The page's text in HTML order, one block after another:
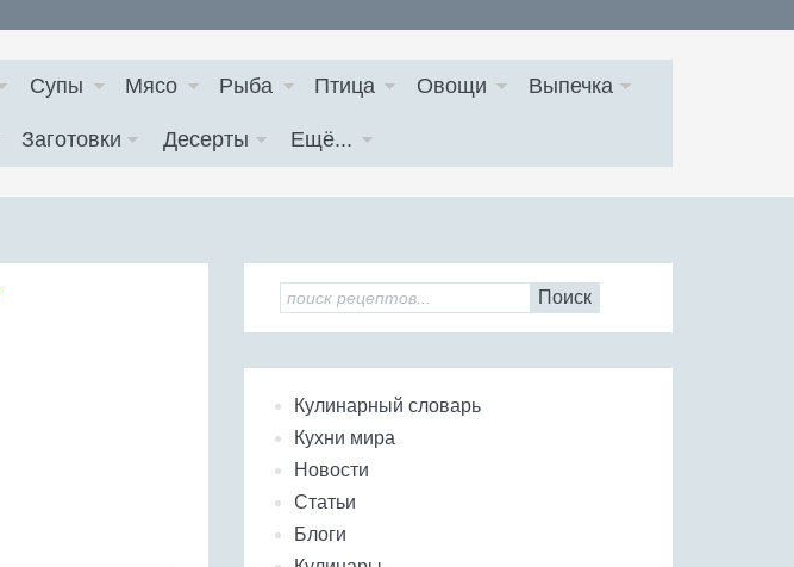
Супы Мясо Рыба Птица Овощи Выпечка
Заготовки Десерты Ещё...
Поиск
Кулинарный словарь
Кухни мира
Новости
Статьи
Блоги